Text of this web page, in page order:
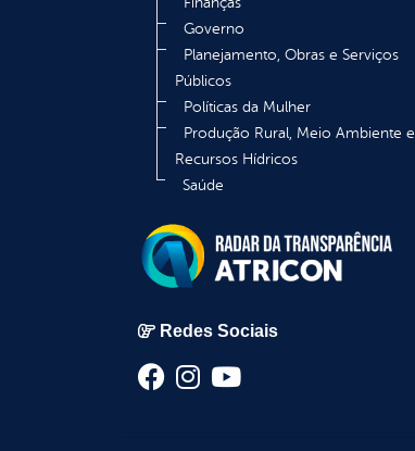
Governo
Planejamento, Obras e Serviços
Públicos
Políticas da Mulher
Produção Rural, Meio Ambiente e
Recursos Hídricos
Saúde
Redes Sociais